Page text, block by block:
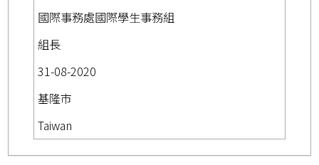
國際事務處國際學生事務組
組長
31-08-2020
基隆市
Taiwan